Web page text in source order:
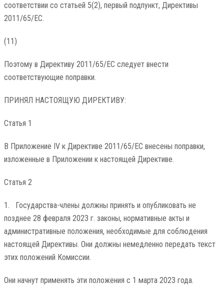
соответствии со статьей 5(2), первый подпункт, Директивы
2011/65/ЕС.
(11)
Поэтому в Директиву 2011/65/ЕС следует внести
соответствующие поправки.
ПРИНЯЛ НАСТОЯЩУЮ ДИРЕКТИВУ:
Статья 1
В Приложение IV к Директиве 2011/65/ЕС внесены поправки,
изложенные в Приложении к настоящей Директиве.
Статья 2
1. Государства-члены должны принять и опубликовать не
позднее 28 февраля 2023 г. законы, нормативные акты и
административные положения, необходимые для соблюдения
настоящей Директивы. Они должны немедленно передать текст
этих положений Комиссии.
Они начнут применять эти положения с 1 марта 2023 года.